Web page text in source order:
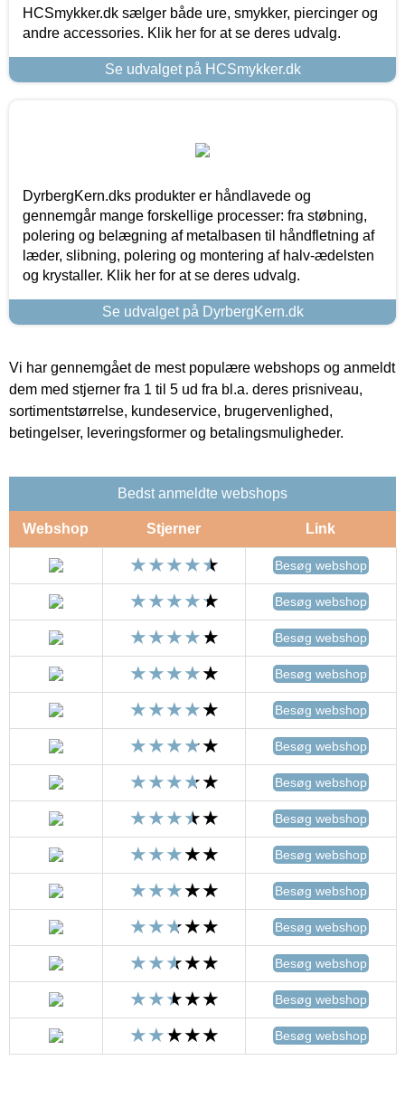
HCSmykker.dk sælger både ure, smykker, piercinger og
andre accessories. Klik her for at se deres udvalg.
Se udvalget på HCSmykker.dk
DyrbergKern.dks produkter er håndlavede og
gennemgår mange forskellige processer: fra støbning,
polering og belægning af metalbasen til håndfletning af
læder, slibning, polering og montering af halv-ædelsten
og krystaller. Klik her for at se deres udvalg.
Se udvalget på DyrbergKern.dk
Vi har gennemgået de mest populære webshops og anmeldt
dem med stjerner fra 1 til 5 ud fra bl.a. deres prisniveau,
sortimentstørrelse, kundeservice, brugervenlighed,
betingelser, leveringsformer og betalingsmuligheder.
Bedst anmeldte webshops
Webshop Stjerner Link
Besøg webshop
Besøg webshop
Besøg webshop
Besøg webshop
Besøg webshop
Besøg webshop
Besøg webshop
Besøg webshop
Besøg webshop
Besøg webshop
Besøg webshop
Besøg webshop
Besøg webshop
Besøg webshop